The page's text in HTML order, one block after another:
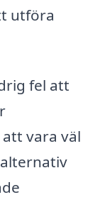
utföra
fel att
vara väl